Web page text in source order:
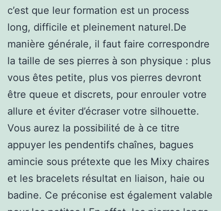
c’est que leur formation est un process
long, difficile et pleinement naturel.De
manière générale, il faut faire correspondre
la taille de ses pierres à son physique : plus
vous êtes petite, plus vos pierres devront
être queue et discrets, pour enrouler votre
allure et éviter d’écraser votre silhouette.
Vous aurez la possibilité de à ce titre
appuyer les pendentifs chaînes, bagues
amincie sous prétexte que les Mixy chaires
et les bracelets résultat en liaison, haie ou
badine. Ce préconise est également valable